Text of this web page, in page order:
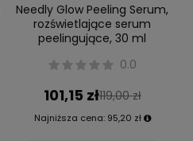
Needly Glow Peeling Serum,
rozświetlające serum
peelingujące, 30 ml
0.0
101,15 zł119,00 zł
Najniższa cena: 95,20 zł